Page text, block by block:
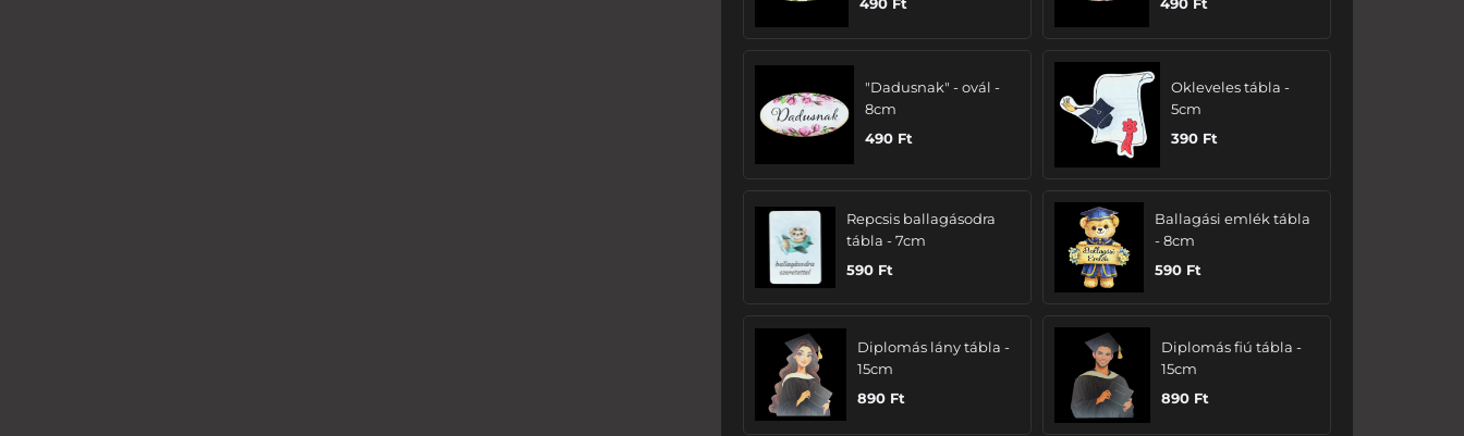
"Dadusnak" - ovál -
8cm
490 Ft
Okleveles tábla -
5cm
390 Ft
Repcsis ballagásodra
tábla - 7cm
590 Ft
Ballagási emlék tábla
- 8cm
590 Ft
Diplomás lány tábla -
15cm
890 Ft
Diplomás fiú tábla -
15cm
890 Ft